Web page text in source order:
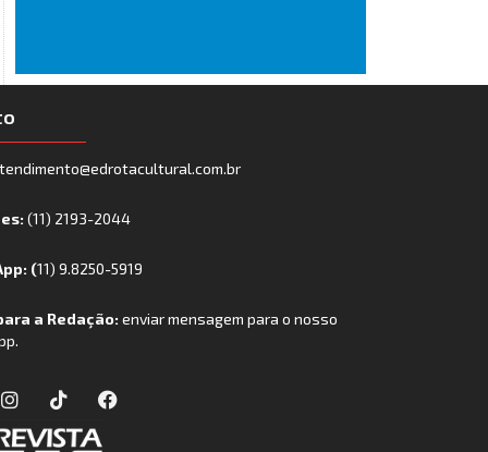
(11) 2193-2044
(11) 9.8250-5919
a Redação:enviar mensagem para o nosso